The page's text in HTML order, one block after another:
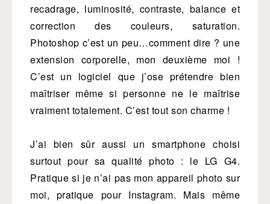
recadrage, luminosité, contraste, balance et
correction des couleurs, saturation.
Photoshop c’est un peu…comment dire ? une
extension corporelle, mon deuxième moi !
C’est un logiciel que j’ose prétendre bien
maîtriser même si personne ne le maîtrise
vraiment totalement. C’est tout son charme !
J’ai bien sûr aussi un smartphone choisi
surtout pour sa qualité photo : le LG G4.
Pratique si je n’ai pas mon appareil photo sur
moi, pratique pour Instagram. Mais même